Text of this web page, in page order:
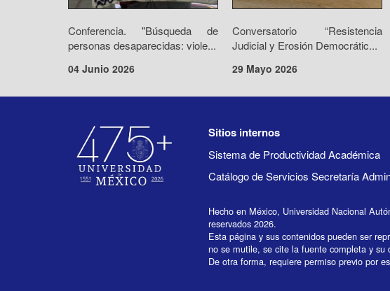
Conferencia. "Búsqueda de
personas desaparecidas: viole...
04 Junio 2026
Conversatorio “Resistencia
Judicial y Erosión Democrátic...
29 Mayo 2026
Sitios internos
Sistema de Productividad Académica
Catálogo de Servicios Secretaría
Hecho en México, Universidad Nacional
reservados 2026.
Esta página y sus contenidos pueden ser
no se mutile, se cite la fuente completa y su
De otra forma, requiere permiso previo por